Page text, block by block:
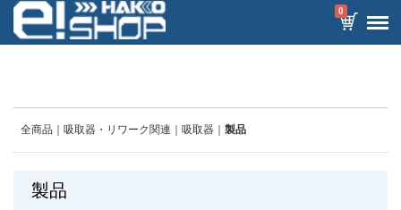
0
全商品 吸取器・リワーク関連 吸取器 製品
製品